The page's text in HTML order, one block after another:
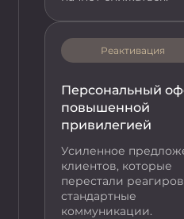
Реактивация
Персональный
повышенной
привилегией
Усиленное
клиентов, которые
перестали
стандартные
коммуникации.